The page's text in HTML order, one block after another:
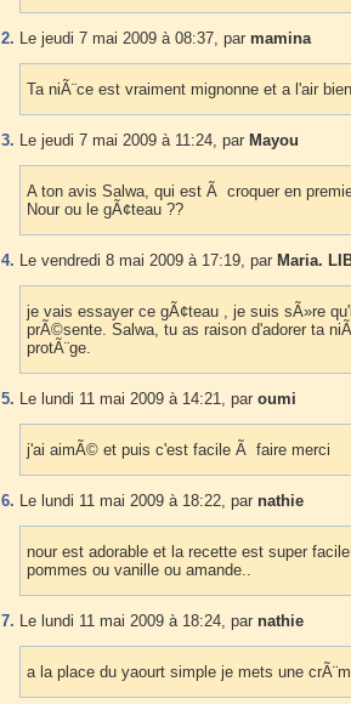
2. Le jeudi 7 mai 2009 à 08:37, par mamina
Ta niÃ¨ce est vraiment mignonne et a l'air
3. Le jeudi 7 mai 2009 à 11:24, par Mayou
A ton avis Salwa, qui est Ã croquer en
Nour ou le gÃ¢teau ??
4. Le vendredi 8 mai 2009 à 17:19, par Maria.
je vais essayer ce gÃ¢teau , je suis sÃ»re
prÃ©sente. Salwa, tu as raison d'adorer ta
protÃ¨ge.
5. Le lundi 11 mai 2009 à 14:21, par oumi
j'ai aimÃ© et puis c'est facile Ã faire merci
6. Le lundi 11 mai 2009 à 18:22, par nathie
nour est adorable et la recette est super
pommes ou vanille ou amande..
7. Le lundi 11 mai 2009 à 18:24, par nathie
a la place du yaourt simple je mets une